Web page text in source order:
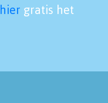
hier gratis het